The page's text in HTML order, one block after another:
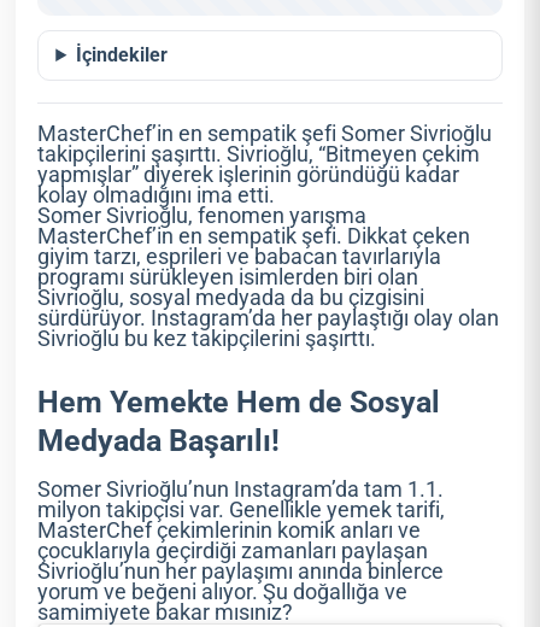
İçindekiler
MasterChef’in en sempatik şefi Somer Sivrioğlu
takipçilerini şaşırttı. Sivrioğlu, “Bitmeyen çekim
yapmışlar” diyerek işlerinin göründüğü kadar
kolay olmadığını ima etti.
Somer Sivrioğlu, fenomen yarışma
MasterChef’in en sempatik şefi. Dikkat çeken
giyim tarzı, esprileri ve babacan tavırlarıyla
programı sürükleyen isimlerden biri olan
Sivrioğlu, sosyal medyada da bu çizgisini
sürdürüyor. Instagram’da her paylaştığı olay olan
Sivrioğlu bu kez takipçilerini şaşırttı.
Hem Yemekte Hem de Sosyal
Medyada Başarılı!
Somer Sivrioğlu’nun Instagram’da tam 1.1.
milyon takipçisi var. Genellikle yemek tarifi,
MasterChef çekimlerinin komik anları ve
çocuklarıyla geçirdiği zamanları paylaşan
Sivrioğlu’nun her paylaşımı anında binlerce
yorum ve beğeni alıyor. Şu doğallığa ve
samimiyete bakar mısınız?